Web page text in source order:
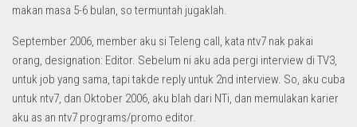
makan masa 5-6 bulan, so termuntah jugaklah.
September 2006, member aku si Teleng call, kata ntv7 nak pakai
orang, designation: Editor. Sebelum ni aku ada pergi interview di TV3,
untuk job yang sama, tapi takde reply untuk 2nd interview. So, aku cuba
untuk ntv7, dan Oktober 2006, aku blah dari NTi, dan memulakan karier
aku as an ntv7 programs/promo editor.